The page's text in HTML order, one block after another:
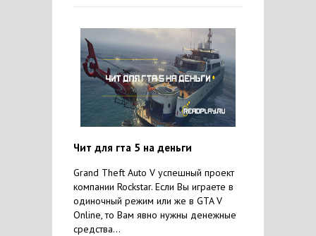
Чит для гта 5 на деньги
Grand Theft Auto V успешный проект
компании Rockstar. Если Вы играете в
одиночный режим или же в GTA V
Online, то Вам явно нужны денежные
средства...